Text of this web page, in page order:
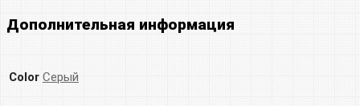
Дополнительная информация
Color Серый